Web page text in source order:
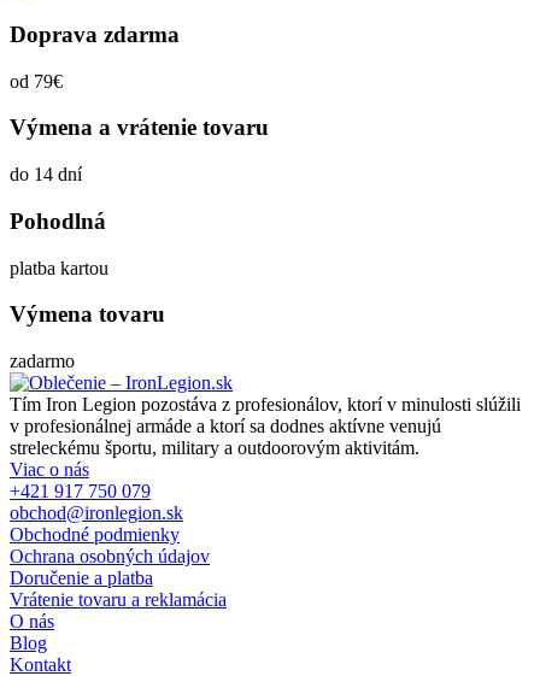
Doprava zdarma
od 79€
Výmena a vrátenie tovaru
do 14 dní
Pohodlná
platba kartou
Výmena tovaru
zadarmo
Tím Iron Legion pozostáva z profesionálov, ktorí v minulosti slúžili
v profesionálnej armáde a ktorí sa dodnes aktívne venujú
streleckému športu, military a outdoorovým aktivitám.
Viac o nás
+421 917 750 079
obchod@ironlegion.sk
Obchodné podmienky
Ochrana osobných údajov
Doručenie a platba
Vrátenie tovaru a reklamácia
O nás
Blog
Kontakt